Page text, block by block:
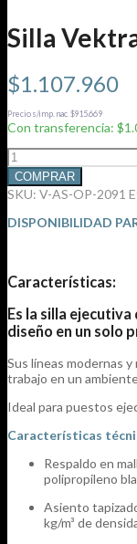
Silla
$1.107.960
Precio s/imp. nac. $915.669
Con transferencia:
Silla
Vektra
High
cantidad
COMPRAR
SKU: V-AS-OP-2091
DISPONIBILIDAD
Características:
Es la silla
diseño en un solo
Sus líneas modernas
trabajo en un
Ideal para puestos
Características
Respaldo en
polipropileno
Asiento
kg/m³ de